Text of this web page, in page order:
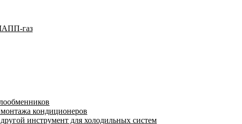
газ
кондиционеров
инструмент для холодильных систем